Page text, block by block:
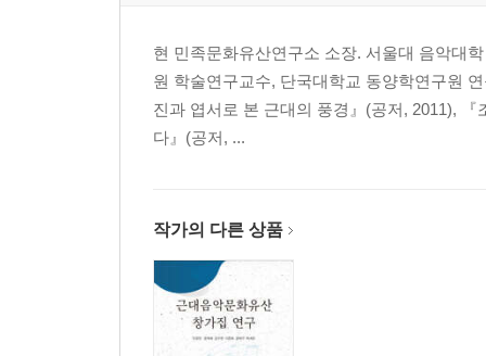
4장 동아시아 전통 악기구분법 팔음(八音)의 악기
Ⅰ. 들어가는 말
Ⅱ. 동서양의 악기학의 역사와 한국의 악기분류법
Ⅲ. 팔음의 악기학적 특성
5장 律呂新書摘解 를 통해서 본 柳僖의 악률론 연구
Ⅰ. 들어가는 글
Ⅱ. 조선후기 악률론의 흐름과 유희의 음악에 대한
Ⅲ. 『율려신서적해』의 저술 동기와 내용 구성
Ⅳ. 『율려신서적해』의 악률론
현 민족문화유산연구소 소장. 서울대 음악대
원 학술연구교수, 단국대학교 동양학연구원
진과 엽서로 본 근대의 풍경』(공저, 2011),
다』(공저, ...
작가의 다른 상품